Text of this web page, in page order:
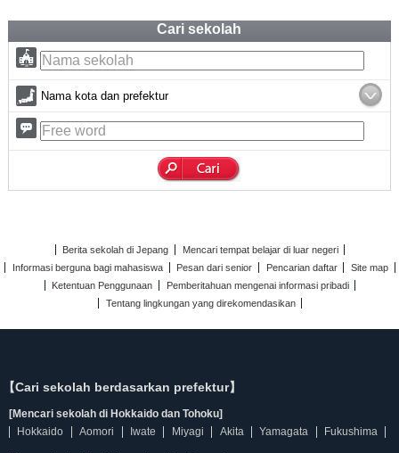
Cari sekolah
Nama kota dan prefektur
Berita sekolah di Jepang
Mencari tempat belajar di luar negeri
Informasi berguna bagi mahasiswa
Pesan dari senior Pencarian daftar
Site map
Ketentuan Penggunaan
Pemberitahuan mengenai informasi pribadi
Tentang lingkungan yang direkomendasikan
【Cari sekolah berdasarkan prefektur】
[Mencari sekolah di Hokkaido dan Tohoku]
Hokkaido
Aomori Iwate Miyagi Akita Yamagata Fukushima